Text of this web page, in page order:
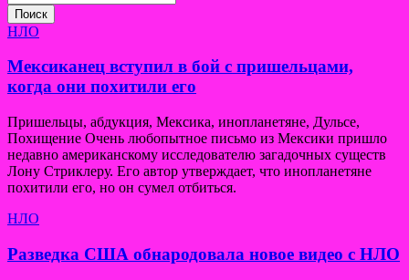
Поиск
НЛО
Мексиканец вступил в бой с пришельцами,
когда они похитили его
Пришельцы, абдукция, Мексика, инопланетяне, Дульсе,
Похищение Очень любопытное письмо из Мексики пришло
недавно американскому исследователю загадочных существ
Лону Стриклеру. Его автор утверждает, что инопланетяне
похитили его, но он сумел отбиться.
НЛО
Разведка США обнародовала новое видео с НЛО